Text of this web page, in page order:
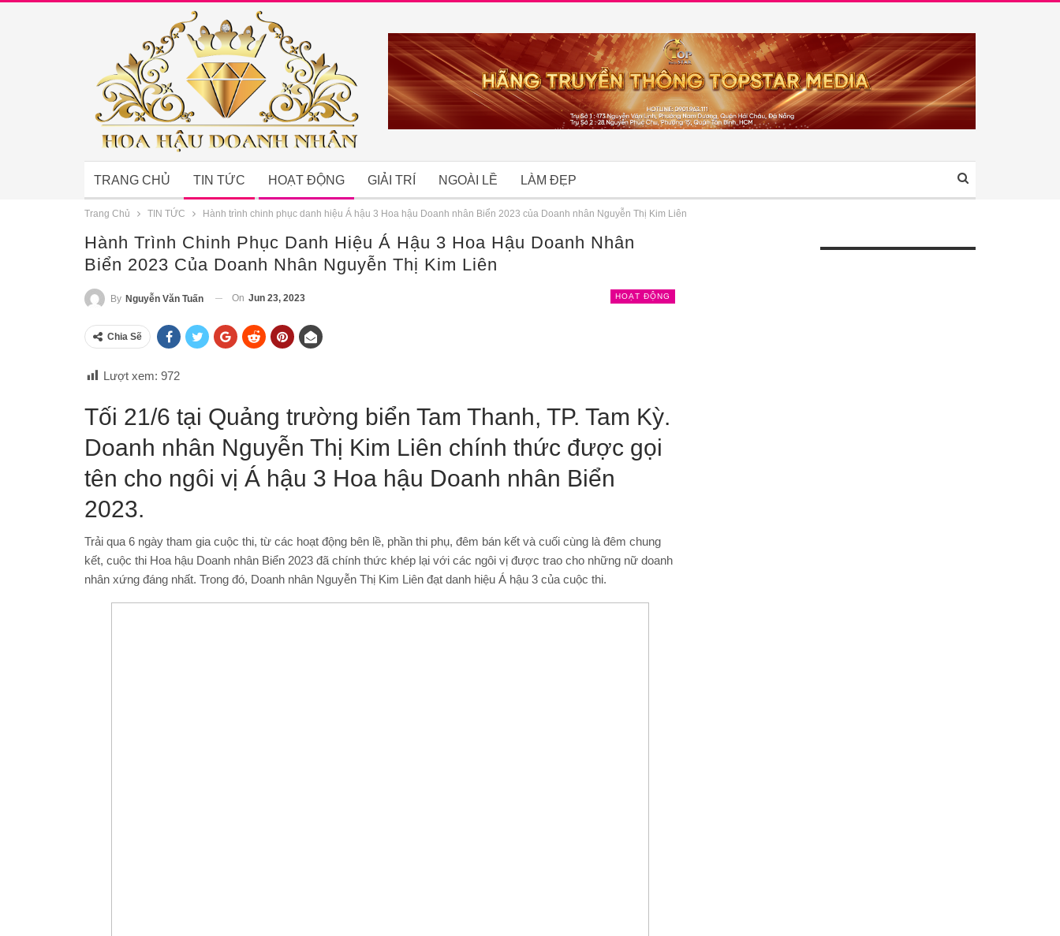
TRANG CHỦ TIN TỨC HOẠT ĐỘNG GIẢI TRÍ NGOÀI LỀ LÀM ĐẸP
Trang Chủ TIN TỨC Hành trình chinh phục danh hiệu Á hậu 3 Hoa hậu Doanh nhân Biển 2023 của Doanh nhân Nguyễn Thị Kim Liên
Hành Trình Chinh Phục Danh Hiệu Á Hậu 3 Hoa Hậu Doanh Nhân
Biển 2023 Của Doanh Nhân Nguyễn Thị Kim Liên
HOẠT ĐỘNG
By Nguyễn Văn Tuấn On Jun 23, 2023
Chia Sẽ
Lượt xem: 972
Tối 21/6 tại Quảng trường biển Tam Thanh, TP. Tam Kỳ.
Doanh nhân Nguyễn Thị Kim Liên chính thức được gọi
tên cho ngôi vị Á hậu 3 Hoa hậu Doanh nhân Biển
2023.
Trải qua 6 ngày tham gia cuộc thi, từ các hoạt động bên lề, phần thi phụ, đêm bán kết và cuối cùng là đêm chung
kết, cuộc thi Hoa hậu Doanh nhân Biển 2023 đã chính thức khép lại với các ngôi vị được trao cho những nữ doanh
nhân xứng đáng nhất. Trong đó, Doanh nhân Nguyễn Thị Kim Liên đạt danh hiệu Á hậu 3 của cuộc thi.